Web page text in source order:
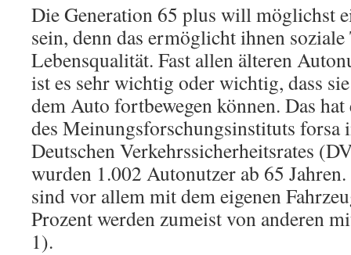
Die Generation 65 plus will möglichst
sein, denn das ermöglicht ihnen
Lebensqualität. Fast allen älteren
ist es sehr wichtig oder wichtig, dass
dem Auto fortbewegen können. Das
des Meinungsforschungsinstituts forsa
Deutschen Verkehrssicherheitsrates
wurden 1.002 Autonutzer ab 65
sind vor allem mit dem eigenen
Prozent werden zumeist von anderen
1).